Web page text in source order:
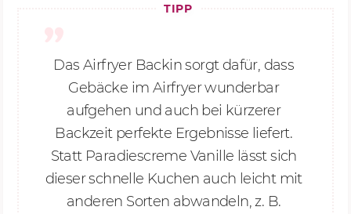
TIPP
Das Airfryer Backin sorgt dafür, dass
Gebäcke im Airfryer wunderbar
aufgehen und auch bei kürzerer
Backzeit perfekte Ergebnisse liefert.
Statt Paradiescreme Vanille lässt sich
dieser schnelle Kuchen auch leicht mit
anderen Sorten abwandeln, z. B.